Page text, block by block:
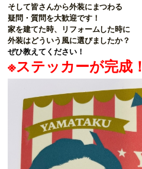
そして皆さんから外装にまつわる
疑問・質問を大歓迎です！
家を建てた時、リフォームした時に
外装はどういう風に選びましたか？
ぜひ教えてください！
※ステッカーが完成！